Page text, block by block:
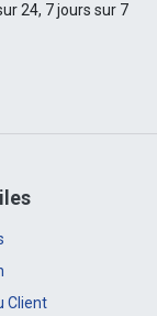
24, 7 jours sur 7
Client